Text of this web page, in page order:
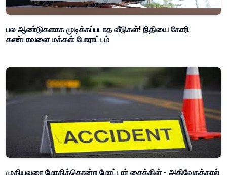
பல ஆண்டுகளாக முடிக்கப்படாத வீடுகள்! நிதியை கோரி
கண்டாவளை மக்கள் போராட்டம்
முதியவரை மோதிக்கொன்ற மோட்டார் சைக்கிள் - அதிவேகத்தால்